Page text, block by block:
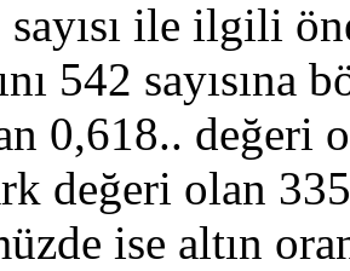
ile ilgili
542
0,618.. değeri
değeri olan 335
ise altın